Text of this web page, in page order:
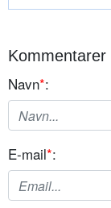
Navn*:
E-mail*: